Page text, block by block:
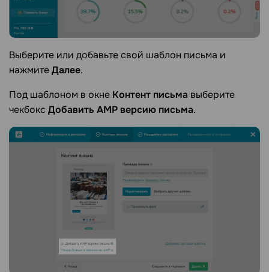
Выберите или добавьте свой шаблон письма и
нажмитеДалее.
Под шаблоном в окне Контент письма выберите
чекбокс Добавить AMP версию письма.